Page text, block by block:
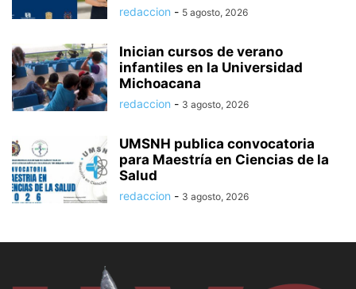
redaccion - 5 agosto, 2026
Inician cursos de verano
infantiles en la Universidad
Michoacana
redaccion - 3 agosto, 2026
UMSNH publica convocatoria
para Maestría en Ciencias de la
Salud
redaccion - 3 agosto, 2026